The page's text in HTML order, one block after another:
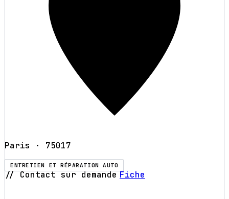
Paris · 75017
ENTRETIEN ET RÉPARATION AUTO
// Contact sur demande Fiche